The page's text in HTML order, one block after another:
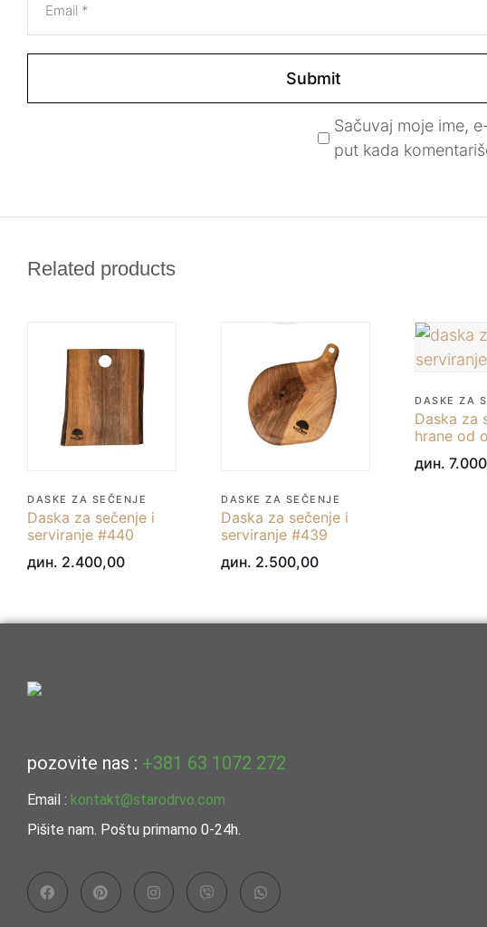
Email *
Sačuvaj moje ime,
put kada
Related products
DASKE ZA SEČENJE
Daska za sečenje i
serviranje #440
дин. 2.400,00
DASKE ZA SEČENJE
Daska za sečenje i
serviranje #439
дин. 2.500,00
DASKE ZA
Daska za
hrane od
дин.
pozovite nas : +381 63 1072 272
Email : kontakt@starodrvo.com
Pišite nam. Poštu primamo 0-24h.